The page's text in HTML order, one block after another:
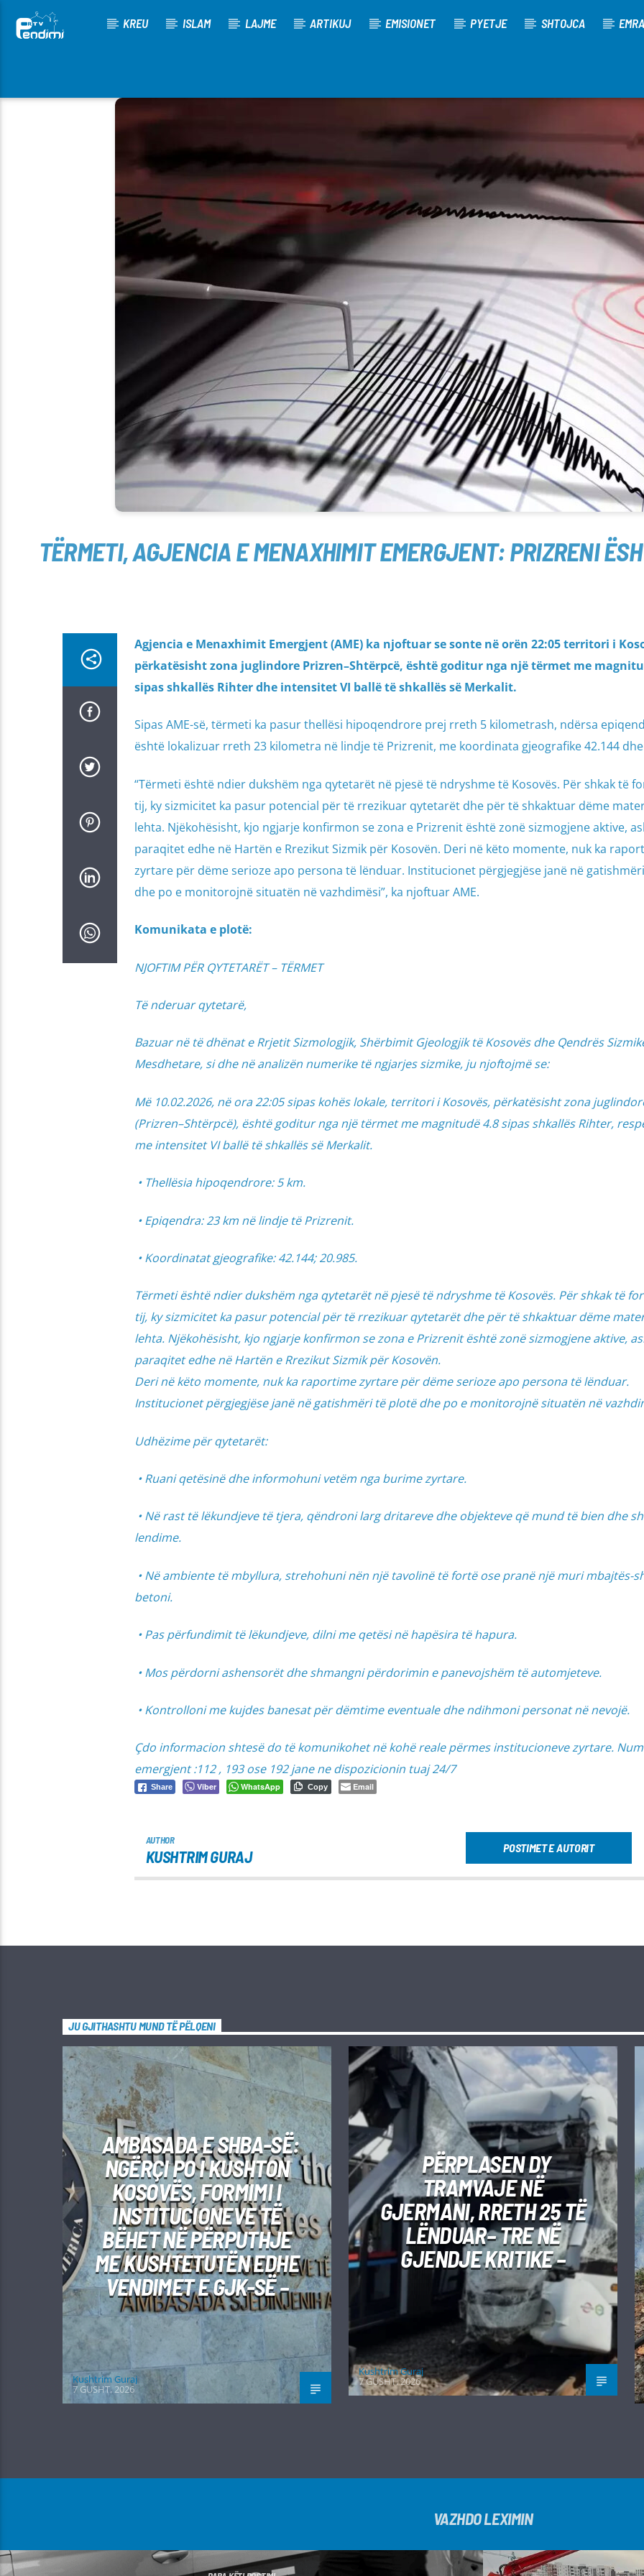
KREU ISLAM LAJME ARTIKUJ EMISIONET PYETJE SHTOJCA
[There are no radio stations in the database]
TËRMETI, AGJENCIA E MENAXHIMIT EMERGJENT: PRIZRENI
Agjencia e Menaxhimit Emergjent (AME) ka njoftuar se sonte në orën 22:05 territori i
përkatësisht zona juglindore Prizren–Shtërpcë, është goditur nga një tërmet me
sipas shkallës Rihter dhe intensitet VI ballë të shkallës së Merkalit.
Sipas AME-së, tërmeti ka pasur thellësi hipoqendrore prej rreth 5 kilometrash, ndërsa
është lokalizuar rreth 23 kilometra në lindje të Prizrenit, me koordinata gjeografike 42.144 dhe
“Tërmeti është ndier dukshëm nga qytetarët në pjesë të ndryshme të Kosovës. Për shkak të
tij, ky sizmicitet ka pasur potencial për të rrezikuar qytetarët dhe për të shkaktuar dëme
lehta. Njëkohësisht, kjo ngjarje konfirmon se zona e Prizrenit është zonë sizmogjene aktive,
paraqitet edhe në Hartën e Rrezikut Sizmik për Kosovën. Deri në këto momente, nuk ka
zyrtare për dëme serioze apo persona të lënduar. Institucionet përgjegjëse janë në
dhe po e monitorojnë situatën në vazhdimësi”, ka njoftuar AME.
Komunikata e plotë:
NJOFTIM PËR QYTETARËT – TËRMET
Të nderuar qytetarë,
Bazuar në të dhënat e Rrjetit Sizmologjik, Shërbimit Gjeologjik të Kosovës dhe Qendrës
Mesdhetare, si dhe në analizën numerike të ngjarjes sizmike, ju njoftojmë se:
Më 10.02.2026, në ora 22:05 sipas kohës lokale, territori i Kosovës, përkatësisht zona
(Prizren–Shtërpcë), është goditur nga një tërmet me magnitudë 4.8 sipas shkallës Rihter,
me intensitet VI ballë të shkallës së Merkalit.
• Thellësia hipoqendrore: 5 km.
• Epiqendra: 23 km në lindje të Prizrenit.
• Koordinatat gjeografike: 42.144; 20.985.
Tërmeti është ndier dukshëm nga qytetarët në pjesë të ndryshme të Kosovës. Për shkak të
tij, ky sizmicitet ka pasur potencial për të rrezikuar qytetarët dhe për të shkaktuar dëme
lehta. Njëkohësisht, kjo ngjarje konfirmon se zona e Prizrenit është zonë sizmogjene aktive,
paraqitet edhe në Hartën e Rrezikut Sizmik për Kosovën.
Deri në këto momente, nuk ka raportime zyrtare për dëme serioze apo persona të lënduar.
Institucionet përgjegjëse janë në gatishmëri të plotë dhe po e monitorojnë situatën në
Udhëzime për qytetarët:
• Ruani qetësinë dhe informohuni vetëm nga burime zyrtare.
• Në rast të lëkundjeve të tjera, qëndroni larg dritareve dhe objekteve që mund të bien dhe
lendime.
• Në ambiente të mbyllura, strehohuni nën një tavolinë të fortë ose pranë një muri mbajtës-
betoni.
• Pas përfundimit të lëkundjeve, dilni me qetësi në hapësira të hapura.
• Mos përdorni ashensorët dhe shmangni përdorimin e panevojshëm të automjeteve.
• Kontrolloni me kujdes banesat për dëmtime eventuale dhe ndihmoni personat në nevojë.
Çdo informacion shtesë do të komunikohet në kohë reale përmes institucioneve zyrtare.
emergjent :112 , 193 ose 192 jane ne dispozicionin tuaj 24/7
Share Viber WhatsApp Copy Email
AUTHOR
KUSHTRIM GURAJ POSTIMET E AUTORIT
JU GJITHASHTU MUND TË PËLQENI
AMBASADA E SHBA-SË:
NGËRÇI PO I KUSHTON
KOSOVËS, FORMIMI I
INSTITUCIONEVE TË
BËHET NË PËRPUTHJE
ME KUSHTETUTËN EDHE
VENDIMET E GJK-SË –
Kushtrim Guraj
7 GUSHT, 2026
PËRPLASEN DY
TRAMVAJE NË
GJERMANI, RRETH 25 TË
LËNDUAR– TRE NË
GJENDJE KRITIKE –
Kushtrim Guraj
7 GUSHT, 2026
VAZHDO LEXIMIN